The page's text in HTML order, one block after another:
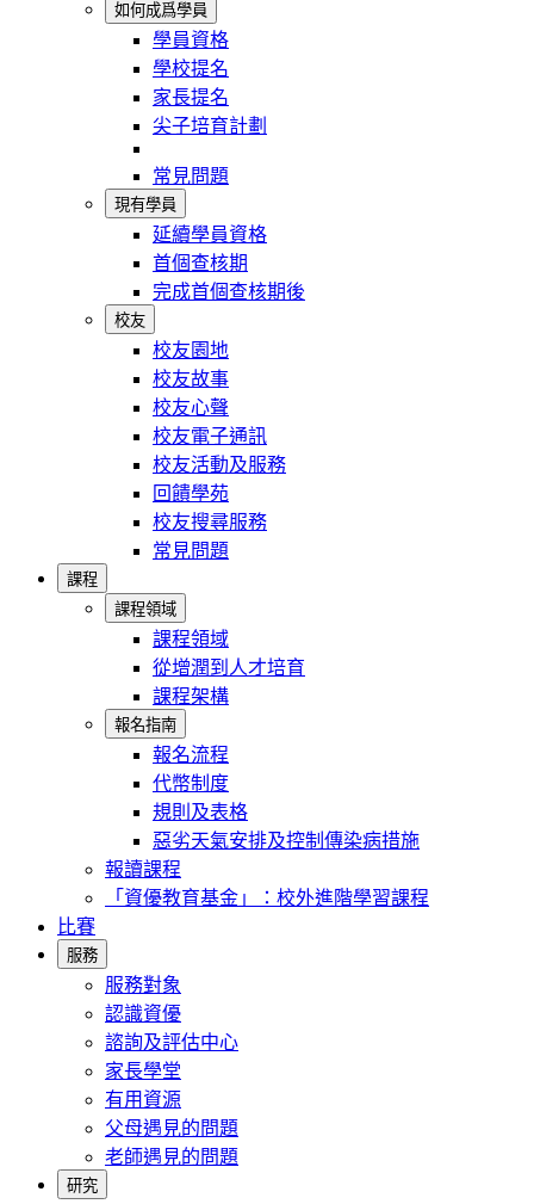
如何成爲學員
學員資格
學校提名
家長提名
尖子培育計劃
常見問題
現有學員
延續學員資格
首個查核期
完成首個查核期後
校友
校友園地
校友故事
校友心聲
校友電子通訊
校友活動及服務
回饋學苑
校友搜尋服務
常見問題
課程
課程領域
課程領域
從增潤到人才培育
課程架構
報名指南
報名流程
代幣制度
規則及表格
惡劣天氣安排及控制傳染病措施
報讀課程
「資優教育基金」：校外進階學習課程
比賽
服務
服務對象
認識資優
諮詢及評估中心
家長學堂
有用資源
父母遇見的問題
老師遇見的問題
研究